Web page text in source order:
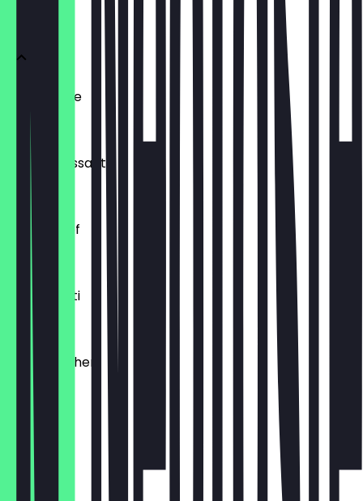
Ofenfrische
€ 0,54
Buttercroissant
€ 1,80
Laugenzopf
€ 1,20
Dinkelkrusti
€ 1,10
Käsebrötchen
€ 1,60